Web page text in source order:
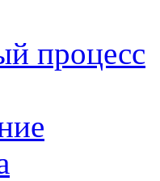
процесс